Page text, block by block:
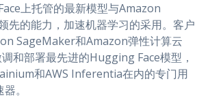
上托管的最新模型与Amazon
先的能力，加速机器学习的采用。客户
SageMaker和Amazon弹性计算云
调和部署最先进的Hugging Face模型，
和AWS Inferentia在内的专门用
。